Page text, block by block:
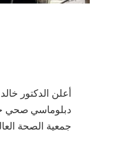
دبلوماسي صحي
جمعية الصحة